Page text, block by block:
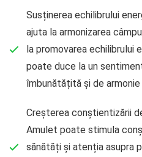
Susținerea echilibrului
ajuta la armonizarea
la promovarea echilibrului
poate duce la un
îmbunătățită și de armonie
Creșterea conștientizării
Amulet poate stimula
sănătăți și atenția asupra